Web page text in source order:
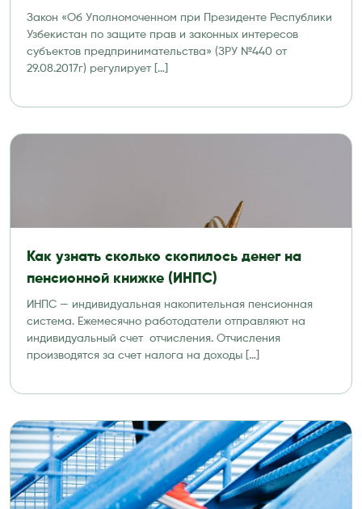
Закон «Об Уполномоченном при Президенте Республики
Узбекистан по защите прав и законных интересов
субъектов предпринимательства» (ЗРУ №440 от
29.08.2017г) регулирует […]
Как узнать сколько скопилось денег на
пенсионной книжке (ИНПС)
ИНПС — индивидуальная накопительная пенсионная
система. Ежемесячно работодатели отправляют на
индивидуальный счет отчисления. Отчисления
производятся за счет налога на доходы […]